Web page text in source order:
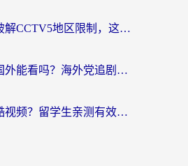
海外党必看：破解CCTV5地区限制，这样看欧洲杯奥运直播才够爽！
优酷缓存视频国外能看吗？海外党追剧看片的终极解决方案来了
海外怎么看优酷视频？留学生亲测有效的回国加速器选择指南